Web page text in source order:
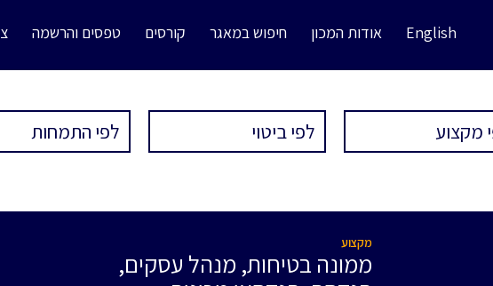
English אודות המכון חיפוש במאגר קורסים טפסים והרשמה
מקצוע
ממונה בטיחות, מנהל עסקים,